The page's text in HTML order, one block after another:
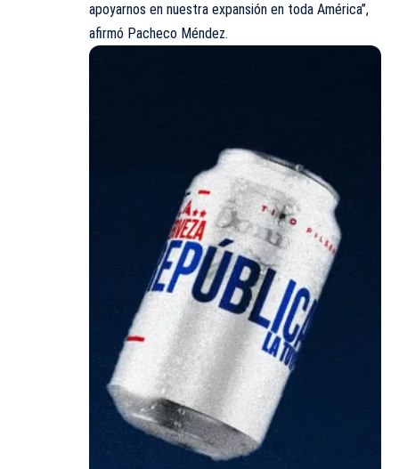
apoyarnos en nuestra expansión en toda América”,
afirmó Pacheco Méndez.